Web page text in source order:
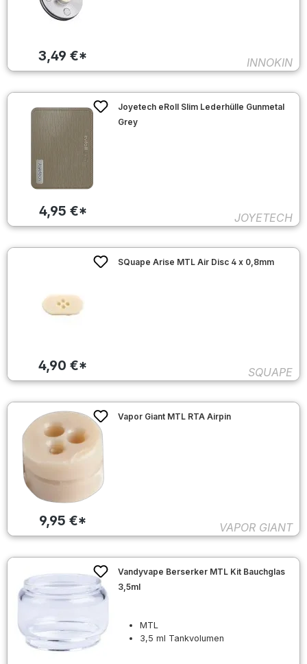
3,49 €* INNOKIN
4,95 €*
Joyetech eRoll Slim Lederhülle Gunmetal
Grey
JOYETECH
4,90 €*
SQuape Arise MTL Air Disc 4 x 0,8mm
SQUAPE
9,95 €*
Vapor Giant MTL RTA Airpin
VAPOR GIANT
Vandyvape Berserker MTL Kit Bauchglas
3,5ml
MTL
3,5 ml Tankvolumen